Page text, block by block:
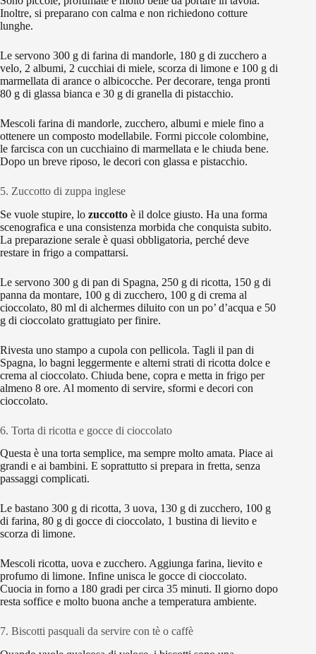
Inoltre, si preparano con calma e non richiedono cotture
lunghe.
Le servono 300 g di farina di mandorle, 180 g di zucchero a
velo, 2 albumi, 2 cucchiai di miele, scorza di limone e 100 g di
marmellata di arance o albicocche. Per decorare, tenga pronti
80 g di glassa bianca e 30 g di granella di pistacchio.
Mescoli farina di mandorle, zucchero, albumi e miele fino a
ottenere un composto modellabile. Formi piccole colombine,
le farcisca con un cucchiaino di marmellata e le chiuda bene.
Dopo un breve riposo, le decori con glassa e pistacchio.
5. Zuccotto di zuppa inglese
Se vuole stupire, lo zuccotto è il dolce giusto. Ha una forma
scenografica e una consistenza morbida che conquista subito.
La preparazione serale è quasi obbligatoria, perché deve
restare in frigo a compattarsi.
Le servono 300 g di pan di Spagna, 250 g di ricotta, 150 g di
panna da montare, 100 g di zucchero, 100 g di crema al
cioccolato, 80 ml di alchermes diluito con un po’ d’acqua e 50
g di cioccolato grattugiato per finire.
Rivesta uno stampo a cupola con pellicola. Tagli il pan di
Spagna, lo bagni leggermente e alterni strati di ricotta dolce e
crema al cioccolato. Chiuda bene, copra e metta in frigo per
almeno 8 ore. Al momento di servire, sformi e decori con
cioccolato.
6. Torta di ricotta e gocce di cioccolato
Questa è una torta semplice, ma sempre molto amata. Piace ai
grandi e ai bambini. E soprattutto si prepara in fretta, senza
passaggi complicati.
Le bastano 300 g di ricotta, 3 uova, 130 g di zucchero, 100 g
di farina, 80 g di gocce di cioccolato, 1 bustina di lievito e
scorza di limone.
Mescoli ricotta, uova e zucchero. Aggiunga farina, lievito e
profumo di limone. Infine unisca le gocce di cioccolato.
Cuocia in forno a 180 gradi per circa 35 minuti. Il giorno dopo
resta soffice e molto buona anche a temperatura ambiente.
7. Biscotti pasquali da servire con tè o caffè